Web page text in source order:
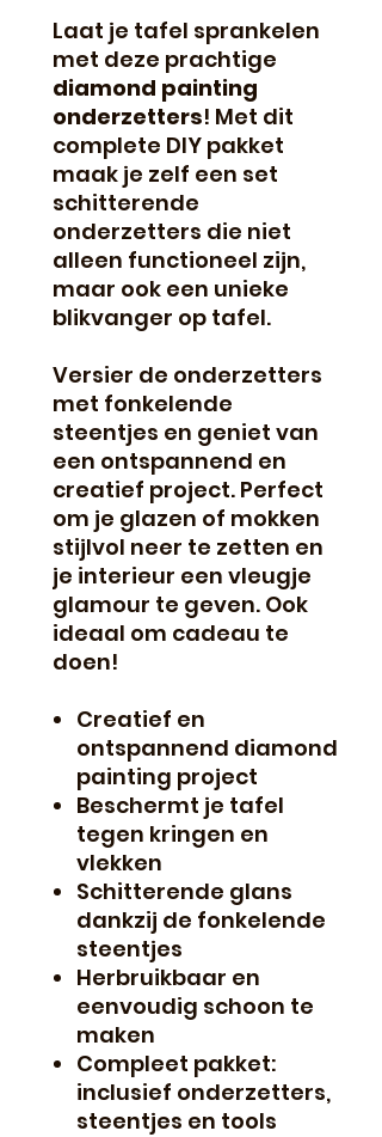
Laat je tafel sprankelen
met deze prachtige
diamond painting
onderzetters! Met dit
complete DIY pakket
maak je zelf een set
schitterende
onderzetters die niet
alleen functioneel zijn,
maar ook een unieke
blikvanger op tafel.
Versier de onderzetters
met fonkelende
steentjes en geniet van
een ontspannend en
creatief project. Perfect
om je glazen of mokken
stijlvol neer te zetten en
je interieur een vleugje
glamour te geven. Ook
ideaal om cadeau te
doen!
Creatief en
ontspannend diamond
painting project
Beschermt je tafel
tegen kringen en
vlekken
Schitterende glans
dankzij de fonkelende
steentjes
Herbruikbaar en
eenvoudig schoon te
maken
Compleet pakket:
inclusief onderzetters,
steentjes en tools